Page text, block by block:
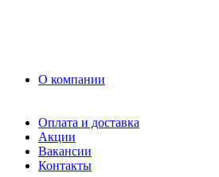
О компании
Оплата и доставка
Акции
Вакансии
Контакты